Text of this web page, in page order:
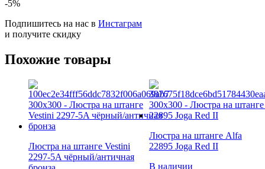
-5%
Подпишитесь на нас в Инстаграм
и получите скидку
Похожие товары
Люстра на штанге Vestini
2297-5A чёрный/античная
Люстра на штанге Alfa
22895 Joga Red II
В наличии